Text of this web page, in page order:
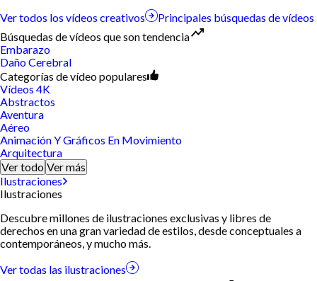
Ver todos los vídeos creativos
Principales búsquedas de vídeos
Búsquedas de vídeos que son tendencia
Embarazo
Daño Cerebral
Categorías de vídeo populares
Vídeos 4K
Abstractos
Aventura
Aéreo
Animación Y Gráficos En Movimiento
Arquitectura
Ver todo Ver más
Ilustraciones
Ilustraciones
Descubre millones de ilustraciones exclusivas y libres de
derechos en una gran variedad de estilos, desde conceptuales a
contemporáneos, y mucho más.
Ver todas las ilustraciones